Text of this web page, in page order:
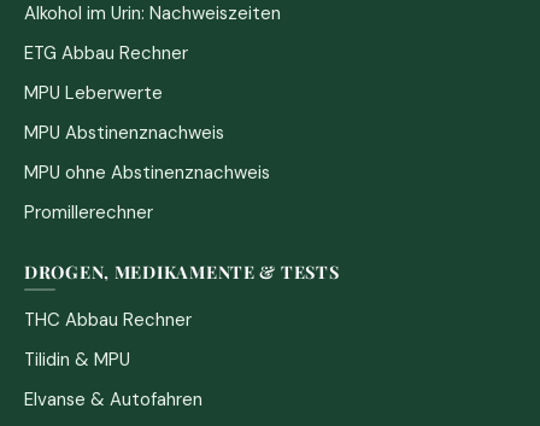
Alkohol im Urin: Nachweiszeiten
ETG Abbau Rechner
MPU Leberwerte
MPU Abstinenznachweis
MPU ohne Abstinenznachweis
Promillerechner
DROGEN, MEDIKAMENTE & TESTS
THC Abbau Rechner
Tilidin & MPU
Elvanse & Autofahren